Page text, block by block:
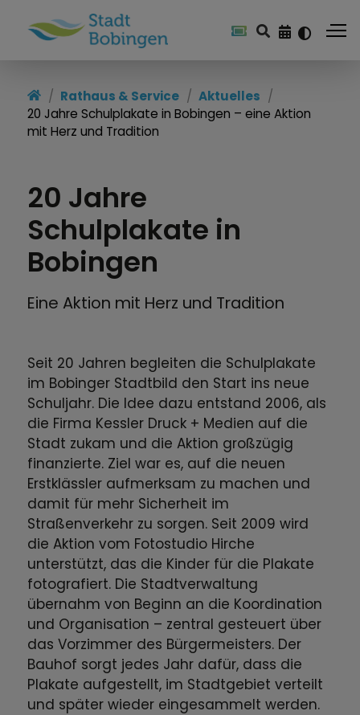
Rathaus & Service
Aktuelles
20 Jahre Schulplakate in Bobingen – eine Aktion
mit Herz und Tradition
20 Jahre
Schulplakate in
Bobingen
Eine Aktion mit Herz und Tradition
Seit 20 Jahren begleiten die Schulplakate
im Bobinger Stadtbild den Start ins neue
Schuljahr. Die Idee dazu entstand 2006, als
die Firma Kessler Druck + Medien auf die
Stadt zukam und die Aktion großzügig
finanzierte. Ziel war es, auf die neuen
Erstklässler aufmerksam zu machen und
damit für mehr Sicherheit im
Straßenverkehr zu sorgen. Seit 2009 wird
die Aktion vom Fotostudio Hirche
unterstützt, das die Kinder für die Plakate
fotografiert. Die Stadtverwaltung
übernahm von Beginn an die Koordination
und Organisation – zentral gesteuert über
das Vorzimmer des Bürgermeisters. Der
Bauhof sorgt jedes Jahr dafür, dass die
Plakate aufgestellt, im Stadtgebiet verteilt
und später wieder eingesammelt werden.